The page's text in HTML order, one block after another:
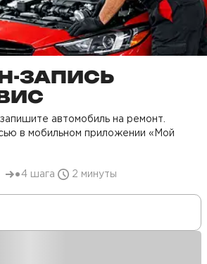
ЗАПИСЬ
автомобиль на ремонт.
в мобильном приложении «Мой
4 шага 2 минуты